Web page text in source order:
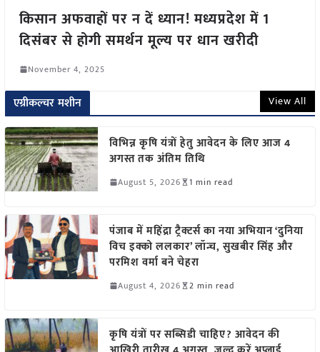
किसान अफवाहों पर न दें ध्यान! मध्यप्रदेश में 1
दिसंबर से होगी समर्थन मूल्य पर धान खरीदी
November 4, 2025
एग्रीकल्चर मशीन View All
विभिन्न कृषि यंत्रों हेतु आवेदन के लिए आज 4
अगस्त तक अंतिम तिथि
August 5, 2026 1 min read
पंजाब में महिंद्रा ट्रैक्टर्स का नया अभियान ‘दुनिया
विच इक्को ललकार’ लॉन्च, सुखबीर सिंह और
परमिश वर्मा बने चेहरा
August 4, 2026 2 min read
कृषि यंत्रों पर सब्सिडी चाहिए? आवेदन की